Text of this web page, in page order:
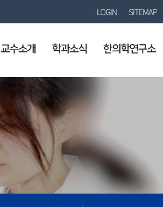
LOGIN SITEMAP
교수소개 학과소식 한의학연구소